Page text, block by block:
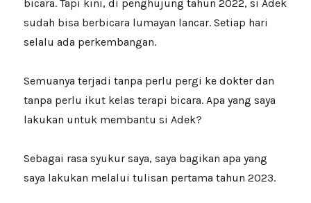
bicara. Tapi kini, di penghujung tahun 2022, si Adek
sudah bisa berbicara lumayan lancar. Setiap hari
selalu ada perkembangan.
Semuanya terjadi tanpa perlu pergi ke dokter dan
tanpa perlu ikut kelas terapi bicara. Apa yang saya
lakukan untuk membantu si Adek?
Sebagai rasa syukur saya, saya bagikan apa yang
saya lakukan melalui tulisan pertama tahun 2023.